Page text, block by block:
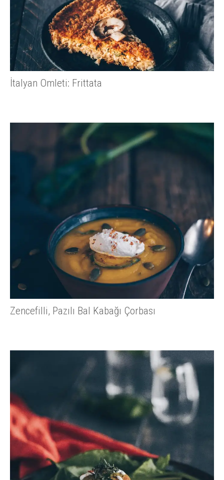
İtalyan Omleti: Frittata
Zencefilli, Pazılı Bal Kabağı Çorbası